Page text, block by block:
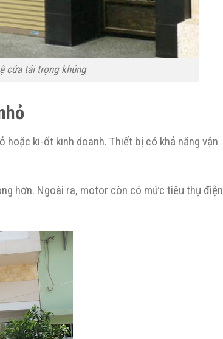
cửa tải trọng khủng
ki-ốt kinh doanh. Thiết bị có khả năng vận
hơn. Ngoài ra, motor còn có mức tiêu thụ điện